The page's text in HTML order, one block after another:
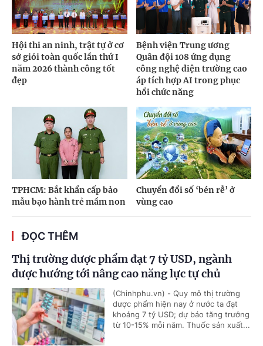
Hội thi an ninh, trật tự ở cơ
sở giỏi toàn quốc lần thứ I
năm 2026 thành công tốt
đẹp
Bệnh viện Trung ương
Quân đội 108 ứng dụng
công nghệ điện trường cao
áp tích hợp AI trong phục
hồi chức năng
TPHCM: Bắt khẩn cấp bảo
mẫu bạo hành trẻ mầm non
Chuyển đổi số ‘bén rễ’ ở
vùng cao
ĐỌC THÊM
Thị trường dược phẩm đạt 7 tỷ USD, ngành
dược hướng tới nâng cao năng lực tự chủ
(Chinhphu.vn) - Quy mô thị trường
dược phẩm hiện nay ở nước ta đạt
khoảng 7 tỷ USD; dự báo tăng trưởng
từ 10-15% mỗi năm. Thuốc sản xuất...